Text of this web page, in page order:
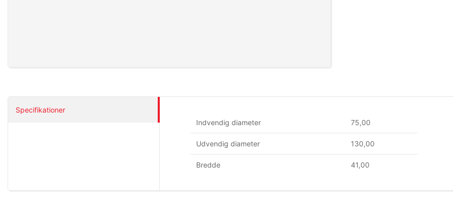
Specifikationer
Indvendig diameter
75,00
Udvendig diameter 130,00
Bredde 41,00